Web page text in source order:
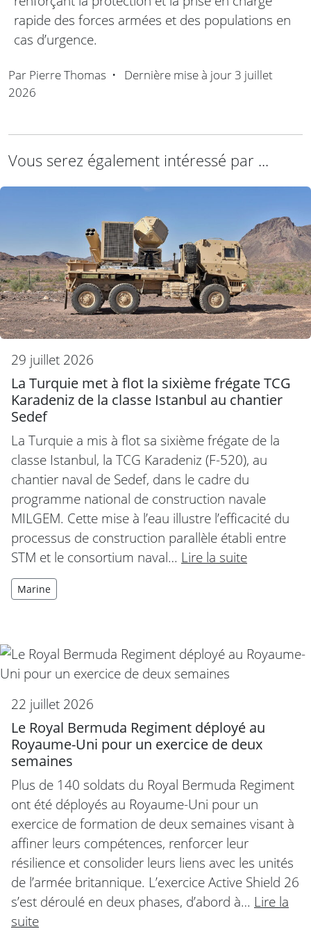
rapide des forces armées et des populations en
cas d’urgence.
Par Pierre Thomas • Dernière mise à jour 3 juillet
2026
Vous serez également intéressé par ...
29 juillet 2026
La Turquie met à flot la sixième frégate TCG
Karadeniz de la classe Istanbul au chantier
Sedef
La Turquie a mis à flot sa sixième frégate de la
classe Istanbul, la TCG Karadeniz (F-520), au
chantier naval de Sedef, dans le cadre du
programme national de construction navale
MILGEM. Cette mise à l’eau illustre l’efficacité du
processus de construction parallèle établi entre
STM et le consortium naval… Lire la suite
Marine
22 juillet 2026
Le Royal Bermuda Regiment déployé au
Royaume-Uni pour un exercice de deux
semaines
Plus de 140 soldats du Royal Bermuda Regiment
ont été déployés au Royaume-Uni pour un
exercice de formation de deux semaines visant à
affiner leurs compétences, renforcer leur
résilience et consolider leurs liens avec les unités
de l’armée britannique. L’exercice Active Shield 26
s’est déroulé en deux phases, d’abord à… Lire la
suite